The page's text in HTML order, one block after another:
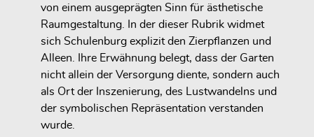
von einem ausgeprägten Sinn für ästhetische
Raumgestaltung. In der dieser Rubrik widmet
sich Schulenburg explizit den Zierpflanzen und
Alleen. Ihre Erwähnung belegt, dass der Garten
nicht allein der Versorgung diente, sondern auch
als Ort der Inszenierung, des Lustwandelns und
der symbolischen Repräsentation verstanden
wurde.